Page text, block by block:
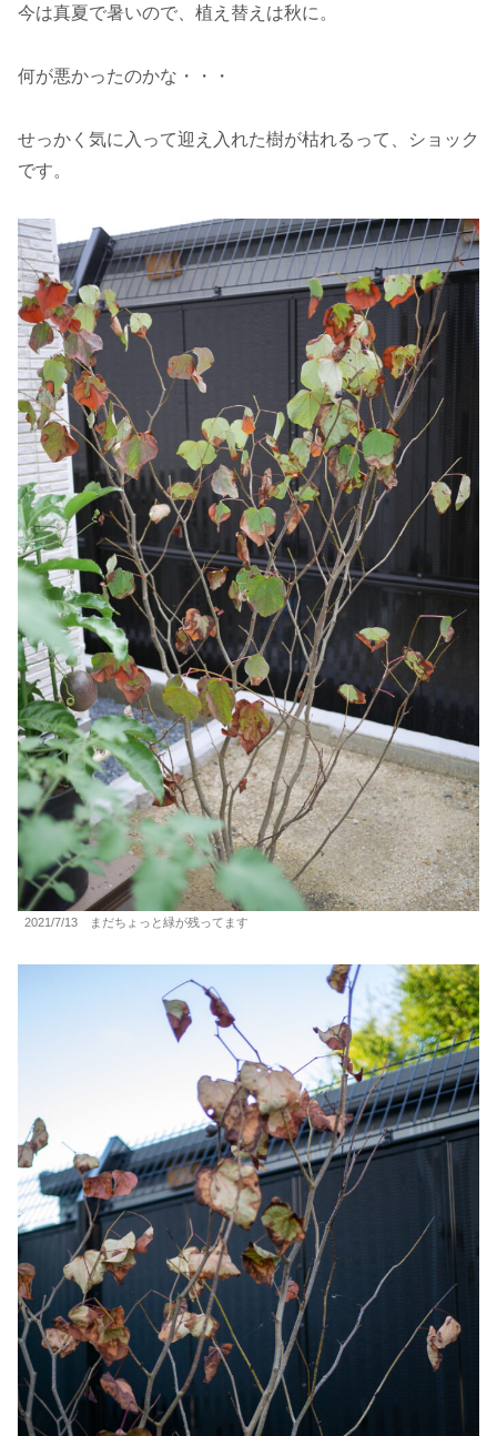
今は真夏で暑いので、植え替えは秋に。
何が悪かったのかな・・・
せっかく気に入って迎え入れた樹が枯れるって、ショック
です。
2021/7/13 まだちょっと緑が残ってます